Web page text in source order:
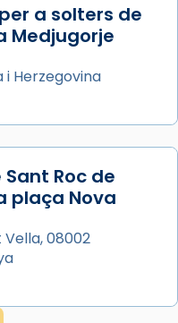
a solters de
Medjugorje
i Herzegovina
Roc de
plaça Nova
Vella, 08002